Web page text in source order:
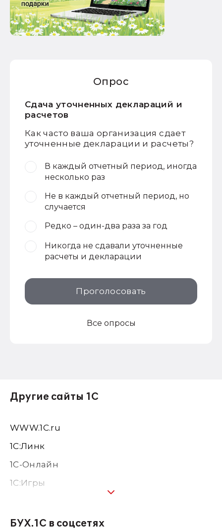
Опрос
Сдача уточненных деклараций и
расчетов
Как часто ваша организация сдает
уточненные декларации и расчеты?
В каждый отчетный период, иногда
несколько раз
Не в каждый отчетный период, но
случается
Редко – один-два раза за год
Никогда не сдавали уточненные
расчеты и декларации
Проголосовать
Все опросы
Другие сайты 1С
WWW.1С.ru
1С:Линк
1С-Онлайн
1C:Игры
1С:Консалтинг
БУХ.1С в соцсетях